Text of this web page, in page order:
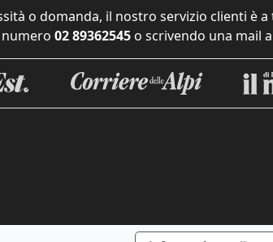
o domanda, il nostro servizio clienti è
02 89362545 o scrivendo una mail a